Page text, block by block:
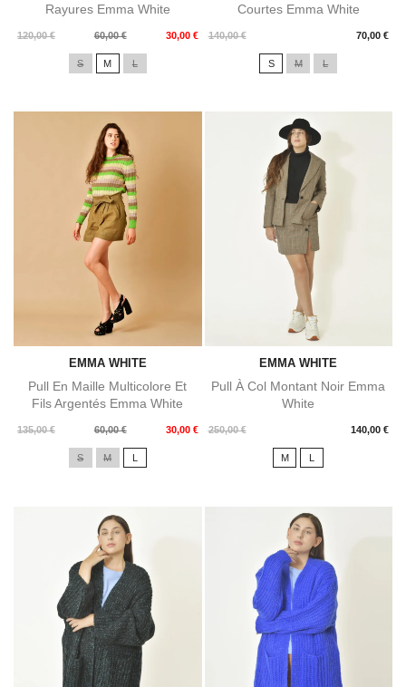
Rayures Emma White
120,00 €
Prix
60,00 € 30,00 €
Prix
S M L
Courtes Emma White
140,00 € 70,00 €
Prix
S M L
EMMA WHITE
Pull En Maille Multicolore Et
Fils Argentés Emma White
135,00 €
Prix
60,00 € 30,00 €
Prix
S M L
EMMA WHITE
Pull À Col Montant Noir Emma
White
250,00 € 140,00 €
Prix
M L